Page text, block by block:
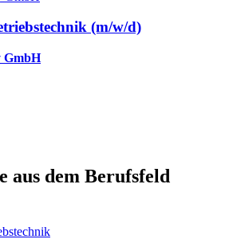
(m/w/d)
GmbH
aus dem Berufsfeld